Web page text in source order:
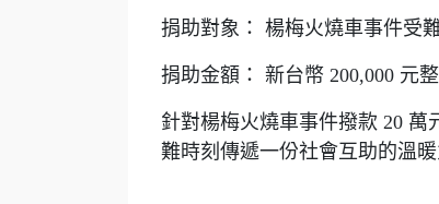
捐助對象： 楊梅火燒車事件受
捐助金額： 新台幣 200,000 元整
針對楊梅火燒車事件撥款 20
難時刻傳遞一份社會互助的溫暖